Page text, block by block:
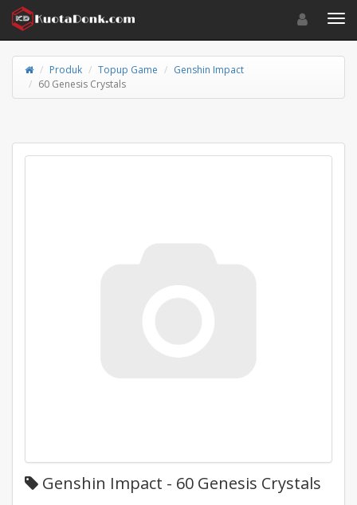
Toggle
Produk Topup Game
Genshin Impact
60 Genesis Crystals
Genshin Impact - 60 Genesis Crystals